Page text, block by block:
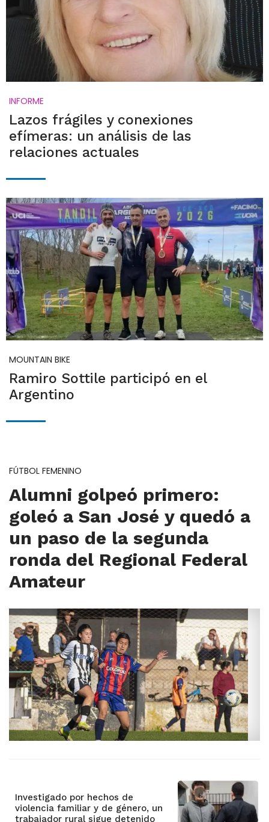
INFORME
Lazos frágiles y conexiones
efímeras: un análisis de las
relaciones actuales
MOUNTAIN BIKE
Ramiro Sottile participó en el
Argentino
FÚTBOL FEMENINO
Alumni golpeó primero:
goleó a San José y quedó a
un paso de la segunda
ronda del Regional Federal
Amateur
Investigado por hechos de
violencia familiar y de género, un
trabajador rural sigue detenido